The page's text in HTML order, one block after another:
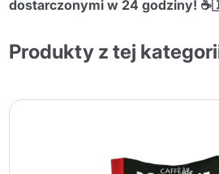
dostarczonymi w 24 godziny!
Produkty z tej